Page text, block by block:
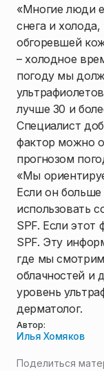
«Многие люди
снега и
обгоревшей
– холодное
погоду мы
лучше 30 и
Специалист
фактор можно
прогнозом
«Мы
Если он
использовать
SPF. Если
SPF. Эту
где мы
облачностей и
уровень
дерматолог.
Автор:
Илья Хомяков
Поделиться